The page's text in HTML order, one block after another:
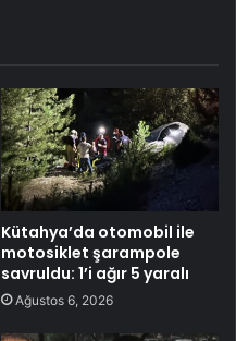
Kütahya’da otomobil ile
motosiklet şarampole
savruldu: 1’i ağır 5 yaralı
Ağustos 6, 2026